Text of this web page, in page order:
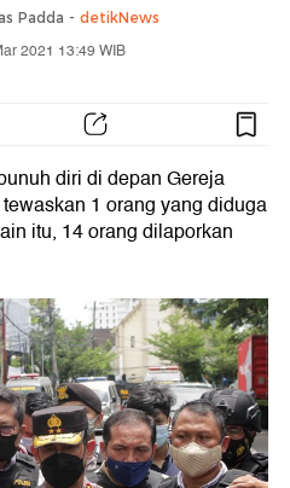
Padda - detikNews
2021 13:49 WIB
diri di depan Gereja
1 orang yang diduga
itu, 14 orang dilaporkan